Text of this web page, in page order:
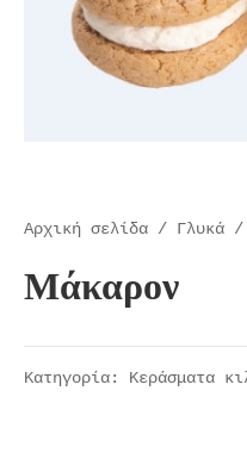
Αρχική σελίδα / Γλυκά /
Μάκαρον
Κατηγορία: Kεράσματα